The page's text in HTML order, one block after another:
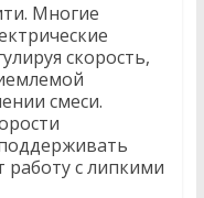
Многие
скорость,
смеси.
работу с липкими